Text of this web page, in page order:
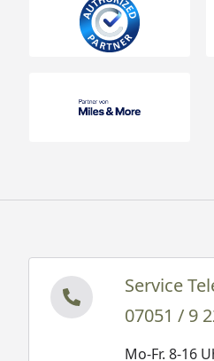
Service
07051 / 9
Mo-Fr. 8-16